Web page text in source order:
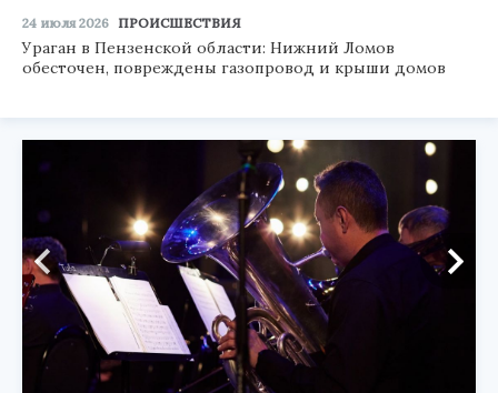
24 июля 2026 ПРОИСШЕСТВИЯ
Ураган в Пензенской области: Нижний Ломов
обесточен, повреждены газопровод и крыши домов